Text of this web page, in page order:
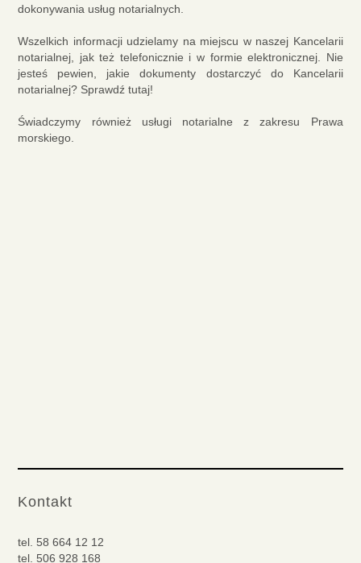
dokonywania usług notarialnych.
Wszelkich informacji udzielamy na miejscu w naszej Kancelarii
notarialnej, jak też telefonicznie i w formie elektronicznej. Nie
jesteś pewien, jakie dokumenty dostarczyć do Kancelarii
notarialnej? Sprawdź tutaj!
Świadczymy również usługi notarialne z zakresu Prawa
morskiego.
Kontakt
tel.58 664 12 12
tel.506 928 168